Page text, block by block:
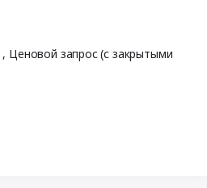
, Ценовой запрос (с закрытыми